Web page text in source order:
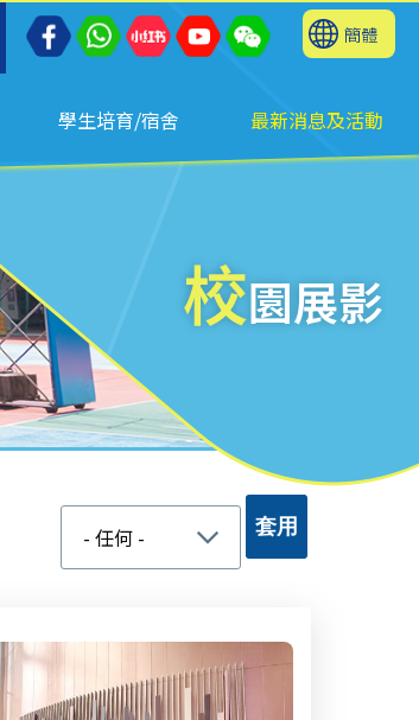
簡體
學生培育/宿舍 最新消息及活動
校園展影